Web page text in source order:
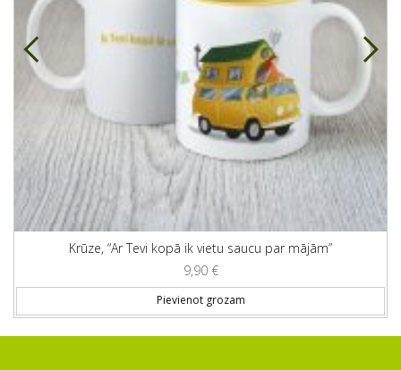
Krūze, “Ar Tevi kopā ik vietu saucu par mājām”
9,90 €
Pievienot grozam